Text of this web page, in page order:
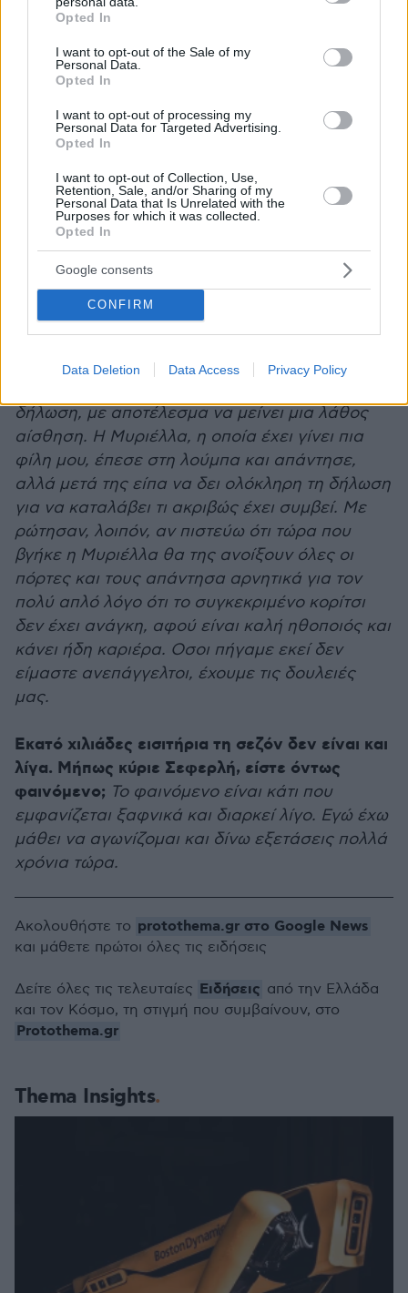
grant or deny consent to Google and its third-party tags to
use your data for below specified purposes in below Google
consent section.
Opted In
I want to opt-out of the Sale of my
Personal Data.
Opted In
I want to opt-out of processing my
Personal Data for Targeted Advertising.
Opted In
I want to opt-out of Collection, Use,
Retention, Sale, and/or Sharing of my
Personal Data that Is Unrelated with the
Purposes for which it was collected.
Opted In
Google consents
CONFIRM
Data Deletion Data Access Privacy Policy
πράγματα που επειδή είμαι ντροπαλός δεν τα
μου εικόνα απέχει παρασάγγας από την
επαγγελματική. Ενώ στο θέατρο τα σαρώνω
αντίθετο.
Πώς λέγεται η παράσταση που ανεβάζετε
φέτος στο «Δελφινάριο»;«Alloy Fun Mark».
Μαζί μας θα είναι για ακόμη μία φορά ο
Τρύφωνας Σαμαράς. Εγώ θα κάνω τον
Τρύφωνα και εκείνος την Κοντσίτα, δηλαδή θα
τον χτενίζω εγώ.
Είναι αλήθεια ότι κάνατε κάποιες πικρές
δηλώσεις επειδή χάσατε την πρώτη θέση από
δήλωση, με αποτέλεσμα να μείνει μια λάθος
αίσθηση. Η Μυριέλλα, η οποία έχει γίνει πια
φίλη μου, έπεσε στη λούμπα και απάντησε,
αλλά μετά της είπα να δει ολόκληρη τη δήλωση
για να καταλάβει τι ακριβώς έχει συμβεί. Με
ρώτησαν, λοιπόν, αν πιστεύω ότι τώρα που
βγήκε η Μυριέλλα θα της ανοίξουν όλες οι
πόρτες και τους απάντησα αρνητικά για τον
πολύ απλό λόγο ότι το συγκεκριμένο κορίτσι
δεν έχει ανάγκη, αφού είναι καλή ηθοποιός και
κάνει ήδη καριέρα. Οσοι πήγαμε εκεί δεν
είμαστε ανεπάγγελτοι, έχουμε τις δουλειές
μας.
Εκατό χιλιάδες εισιτήρια τη σεζόν δεν είναι και
λίγα. Μήπως κύριε Σεφερλή, είστε όντως
φαινόμενο; To φαινόμενο είναι κάτι που
εμφανίζεται ξαφνικά και διαρκεί λίγο. Εγώ έχω
μάθει να αγωνίζομαι και δίνω εξετάσεις πολλά
χρόνια τώρα.
Thema Insights
Ακολουθήστε το protothema.gr στο Google News
και μάθετε πρώτοι όλες τις ειδήσεις
Δείτε όλες τις τελευταίες Ειδήσεις από την Ελλάδα
και τον Κόσμο, τη στιγμή που συμβαίνουν, στο
Protothema.gr